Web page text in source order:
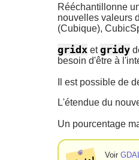
Rééchantillonne
nouvelles valeurs
(Cubique),
gridx etgridy
besoin d'être à
Il est possible de
L'étendue du
Un pourcentage
Voir